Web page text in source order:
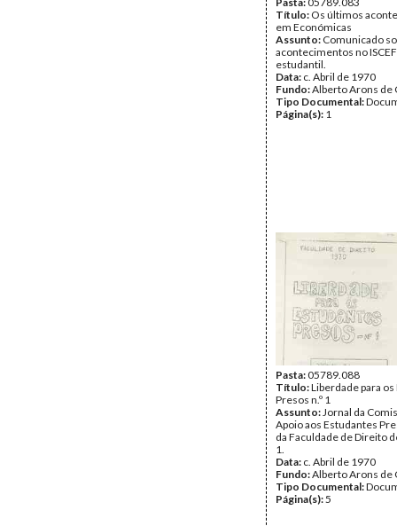
Título: Os últimos
em Económicas
Assunto: Comunicado
acontecimentos no
estudantil.
Data: c. Abril de 1970
Fundo:Alberto Arons de
Tipo Documental:
Página(s): 1
Pasta:05789.088
Título:Liberdade para
Presos n.º 1
Assunto:Jornal da
Apoio aos Estudantes
da Faculdade de Direito
1.
Data: c. Abril de 1970
Fundo:Alberto Arons de
Tipo Documental:
Página(s):5